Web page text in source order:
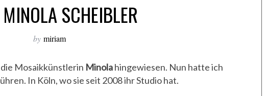
SCHEIBLER
by miriam
Mosaikkünstlerin Minolahingewiesen. Nun hatte ich
In Köln, wo sie seit 2008 ihr Studio hat.